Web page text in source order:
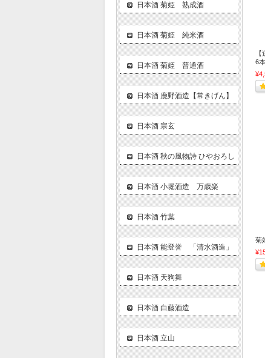
6
菊
日本酒 菊姫 熟成酒
日本酒 菊姫 純米酒
日本酒 菊姫 普通酒
日本酒 鹿野酒造【常きげん】
日本酒 宗玄
日本酒 秋の風物詩 ひやおろし
日本酒 小堀酒造 万歳楽
日本酒 竹葉
日本酒 能登誉 「清水酒造」
日本酒 天狗舞
日本酒 白藤酒造
日本酒 立山